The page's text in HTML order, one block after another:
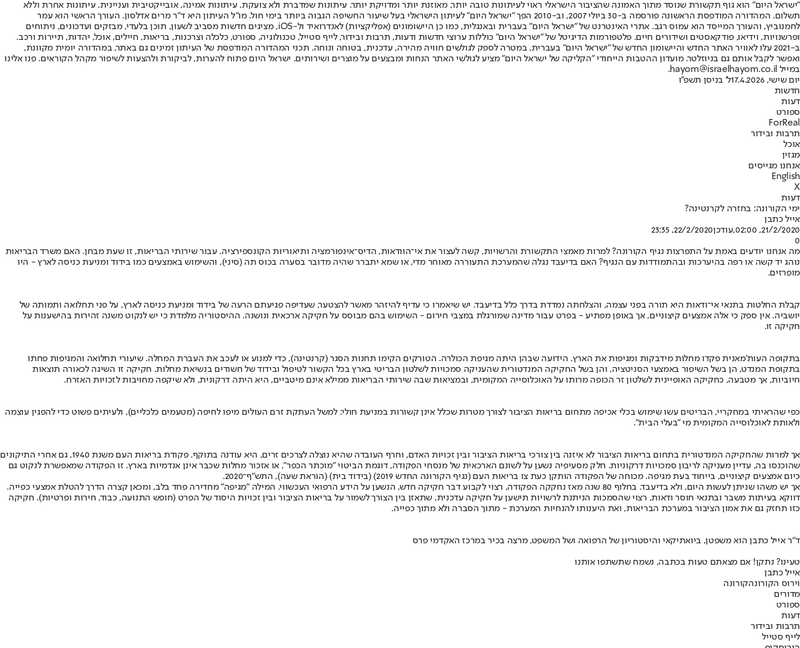
"ישראל היום" הוא גוף תקשורת שנוסד מתוך האמונה שהציבור הישראלי ראוי לעיתונות טובה יותר, מאוזנת יותר ומדויקת יותר. עיתונות שמדברת ולא צועקת. עיתונות אמינה, אובייקטיבית ועניינית. עיתונות אחרת וללא
תשלום. המהדורה המודפסת הראשונה פורסמה ב-30 ביולי 2007, וב-2010 הפך "ישראל היום" לעיתון הישראלי בעל שיעור החשיפה הגבוה ביותר בימי חול. מו"ל העיתון היא ד"ר מרים אדלסון. העורך הראשי הוא עמר
לחמנוביץ, והעורך המייסד הוא עמוס רגב. אתרי האינטרנט של "ישראל היום" בעברית ובאנגלית, כמו כן היישומונים (אפליקציות) לאנדרואיד ול-iOS, מציגים חדשות מסביב לשעון, תוכן בלעדי, מבזקים ועדכונים, ניתוחים
ופרשנויות, וידיאו, פודקאסטים ושידורים חיים. פלטפורמות הדיגיטל של "ישראל היום" כוללות ערוצי חדשות ודעות, תרבות ובידור, לייף סטייל, טכנולוגיה, ספורט, כלכלה וצרכנות, בריאות, חיילים, אוכל, יהדות, תיירות ורכב.
ב-2021 עלו לאוויר האתר החדש והיישומון החדש של "ישראל היום" בעברית, במטרה לספק לגולשים חוויה מהירה, עדכנית, בטוחה ונוחה. תכני המהדורה המודפסת של העיתון זמינים גם באתר, במהדורה יומית מקוונת,
ואפשר לקבל אותם גם בניוזלטר. מועדון ההטבות הייחודי "הקליקה של ישראל היום" מציע לגולשי האתר הנחות ומבצעים על מוצרים ושירותים. ישראל היום פתוח להערות, לביקורת ולהצעות לשיפור מקהל הקוראים. פנו אלינו
במייל hayom@israelhayom.co.il.
יום שישי, 17.4.2026
ל' בניסן תשפ"ו
חדשות
דעות
ספורט
ForReal
תרבות ובידור
אוכל
מגזין
אנחנו מגייסים
English
X
דעות
ימי הקורונה: בחזרה לקרנטינה?
אייל כתבן
21/2/2020, 02:00
,עודכן22/2/2020, 23:35
0
מה אנחנו יודעים באמת על התפרצות נגיף הקורונה? למרות מאמצי התקשורת והרשויות, קשה לעצור את אי־הוודאות, הדיס־אינפורמציה ותיאוריות הקונספירציה. עבור שירותי הבריאות, זו שעת מבחן. האם משרד הבריאות
נוהג יד קשה או רפה בהיערכות ובהתמודדות עם הנגיף? האם בדיעבד נגלה שהמערכת התעוררה מאוחר מדי, או שמא יתברר שהיה מדובר בסערה בכוס תה (סיני), והשימוש באמצעים כמו בידוד ומניעת כניסה לארץ - היו
מופרזים.
קבלת החלטות בתנאי אי־ודאות היא תורה בפני עצמה, והצלחתה נמדדת בדרך כלל בדיעבד. יש שיאמרו כי עדיף להיזהר מאשר להצטער, שעדיפה פגיעתם הרעה של בידוד ומניעת כניסה לארץ, על פני תחלואה ותמותה של
יושביה. אין ספק כי אלה אמצעים קיצוניים, אך באופן מפתיע - בפרט עבור מדינה שמורגלת במצבי חירום - השימוש בהם מבוסס על חקיקה ארכאית ונושנה. ההיסטוריה מלמדת כי יש לנקוט משנה זהירות בהישענות על
חקיקה זו.
בתקופה העות'מאנית פקדו מחלות מידבקות ומגיפות את הארץ. הידועה שבהן היתה מגיפת הכולרה. הטורקים הקימו תחנות הסגר (קרנטינה), כדי למנוע או לעכב את העברת המחלה. שיעורי תחלואה והמגיפות פחתו
בתקופת המנדט, הן בשל השיפור באמצעי הסניטציה, והן בשל החקיקה המנדטורית שהעניקה סמכויות לשלטון הבריטי בארץ בכל הקשור לטיפול ובידוד של חשודים בנשיאת מחלות. חקיקה זו השיגה לכאורה תוצאות
חיוביות, אך מטבעה, כחקיקה האופיינית לשלטון זר הכופה מרותו על האוכלוסייה המקומית, ובמציאות שבה שירותי הבריאות ממילא אינם מיטביים, היא היתה דרקונית, ולא שיקפה מחויבות לזכויות האזרח.
כפי שהראיתי במחקריי, הבריטים עשו שימוש בכלי אכיפה מתחום בריאות הציבור לצורך מטרות שכלל אינן קשורות במניעת חולי: למשל העתקת זרם העולים מיפו לחיפה (מטעמים כלכליים), ולעיתים פשוט כדי להפגין עוצמה
ולאותת לאוכלוסייה המקומית מי "בעלי הבית".
אך למרות שהחקיקה המנדטורית בתחום בריאות הציבור לא איזנה בין צורכי בריאות הציבור ובין זכויות האדם, וחרף העובדה שהיא נוצלה לצרכים זרים, היא עודנה בתוקף. פקודת בריאות העם משנת 1940, גם אחרי התיקונים
שהוכנסו בה, עדיין מעניקה לריבון סמכויות דרקוניות. חלק מסעיפיה נשען על לשונם הארכאית של מנסחי הפקודה, דוגמת הביטוי "מוכתר הכפר", או אזכור מחלות שכבר אינן אנדמיות בארץ. זו הפקודה שמאפשרת לנקוט גם
כיום אמצעים קיצוניים, בייחוד בעת מגיפה. מכוחה של הפקודה הותקן כעת צו בריאות העם (נגיף הקורונה החדש 2019) (בידוד בית) (הוראת שעה), התש"ף־2020.
אך יש משהו שניתן לעשות היום, ולא בדיעבד. בחלוף 80 שנה מאז נחקקה הפקודה, רצוי לקבוע דבר חקיקה חדש, הנשען על הידע הרפואי העכשווי. המילה "מגיפה" מחדירה פחד בלב, ומכאן קצרה הדרך להטלת אמצעי כפייה.
דווקא בעיתות משבר ובתנאי חוסר ודאות, רצוי שהסמכות הניתנת לרשויות תישען על חקיקה עדכנית, שתאזן בין הצורך לשמור על בריאות הציבור ובין זכויות היסוד של הפרט (חופש התנועה, כבוד, חירות ופרטיות). חקיקה
כזו תחזק גם את אמון הציבור במערכת הבריאות, ואת היענותו להנחיות המערכת - מתוך הסברה ולא מתוך כפייה.
ד"ר אייל כתבן הוא משפטן, ביואתיקאי והיסטוריון של הרפואה ושל המשפט, מרצה בכיר במרכז האקדמי פרס
טעינו? נתקן! אם מצאתם טעות בכתבה, נשמח שתשתפו אותנו
אייל כתבן
וירוס הקורונהקורונה
מדורים
ספורט
דעות
תרבות ובידור
לייף סטייל